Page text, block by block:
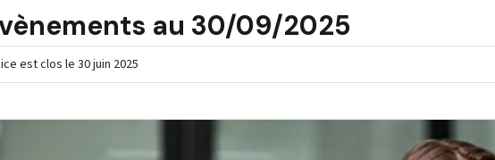
au 30/09/2025
est clos le 30 juin 2025